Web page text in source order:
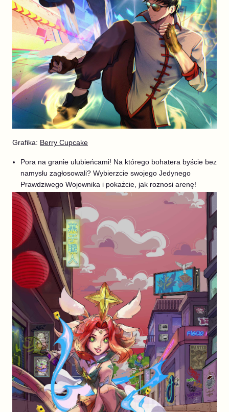
Grafika: Berry Cupcake
Pora na granie ulubieńcami! Na którego bohatera byście bez
namysłu zagłosowali? Wybierzcie swojego Jedynego
Prawdziwego Wojownika i pokażcie, jak roznosi arenę!